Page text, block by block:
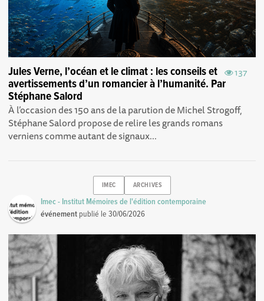
137
Jules Verne, l’océan et le climat : les conseils et
avertissements d’un romancier à l’humanité. Par
Stéphane Salord
À l’occasion des 150 ans de la parution de Michel Strogoff,
Stéphane Salord propose de relire les grands romans
verniens comme autant de signaux...
IMEC ARCHIVES
Imec - Institut Mémoires de l'édition contemporaine
événement publié le30/06/2026